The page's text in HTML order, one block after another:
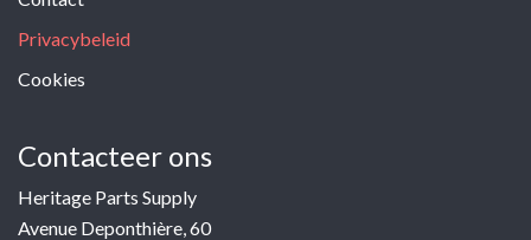
Privacybeleid
Cookies
Contacteer ons
Heritage Parts Supply
Avenue Deponthière, 60